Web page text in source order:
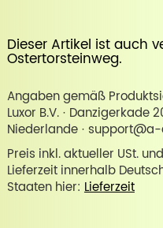
Dieser Artikel ist auch
Ostertorsteinweg.
Angaben gemäß
Luxor B.V. · Danzigerkade
Niederlande ·
Preis inkl. aktueller USt.
Lieferzeit innerhalb
Staaten hier: Lieferzeit